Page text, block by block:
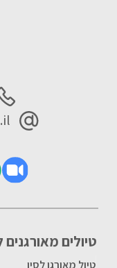
טיולים
טיול מאורגן לסין